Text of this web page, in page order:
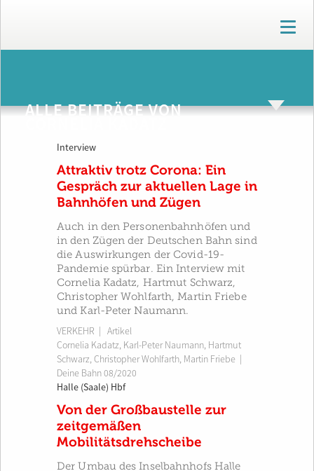
T
o
g
n
ALLE BEITRÄGE VON
Interview
Attraktiv trotz Corona: Ein
Gespräch zur aktuellen Lage in
Bahnhöfen und Zügen
Auch in den Personenbahnhöfen und
in den Zügen der Deutschen Bahn sind
die Auswirkungen der Covid-19-
Pandemie spürbar. Ein Interview mit
Cornelia Kadatz, Hartmut Schwarz,
Christopher Wohlfarth, Martin Friebe
und Karl-Peter Naumann.
VERKEHR | Artikel
Cornelia Kadatz, Karl-Peter Naumann, Hartmut
Schwarz,Christopher Wohlfarth, Martin Friebe
Deine Bahn 08/2020
Halle (Saale) Hbf
Von der Großbaustelle zur
zeitgemäßen
Mobilitätsdrehscheibe
Der Umbau des Inselbahnhofs Halle